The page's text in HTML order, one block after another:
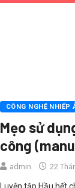
CÔNG NGHỆ NHIẾP
Mẹo sử
công
admin 22